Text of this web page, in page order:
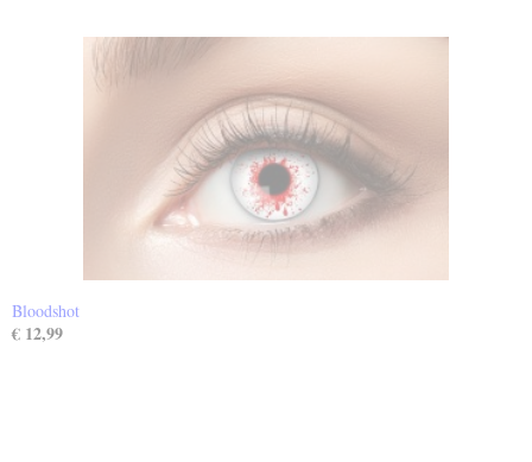
Bloodshot
€ 12,99